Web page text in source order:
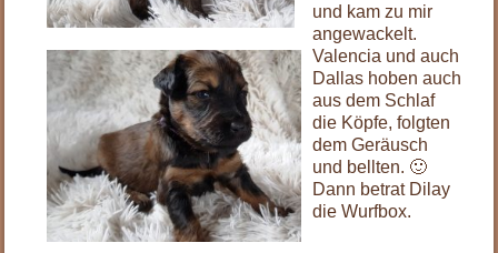
und kam zu mir
angewackelt.
Valencia und auch
Dallas hoben auch
aus dem Schlaf
die Köpfe, folgten
dem Geräusch
und bellten. 🙂
Dann betrat Dilay
die Wurfbox.